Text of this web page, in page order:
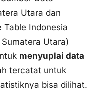
Indonesia
Utara)
menyuplai data
tercatat untuk
bisa dilihat.
demi kepentingan